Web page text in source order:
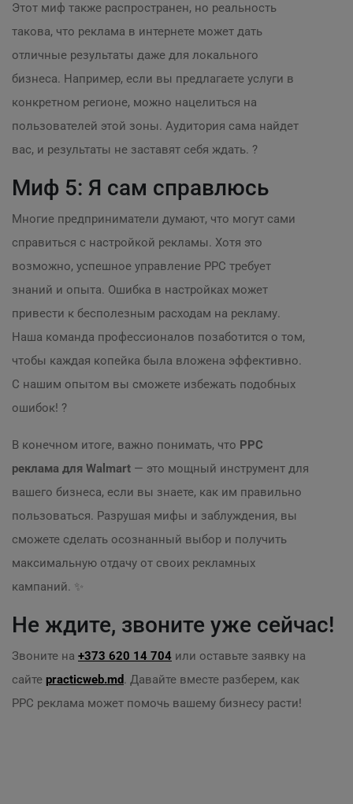
Этот миф также распространен, но реальность
такова, что реклама в интернете может дать
отличные результаты даже для локального
бизнеса. Например, если вы предлагаете услуги в
конкретном регионе, можно нацелиться на
пользователей этой зоны. Аудитория сама найдет
вас, и результаты не заставят себя ждать. ?️
Миф 5: Я сам справлюсь
Многие предприниматели думают, что могут сами
справиться с настройкой рекламы. Хотя это
возможно, успешное управление PPC требует
знаний и опыта. Ошибка в настройках может
привести к бесполезным расходам на рекламу.
Наша команда профессионалов позаботится о том,
чтобы каждая копейка была вложена эффективно.
С нашим опытом вы сможете избежать подобных
ошибок! ?
В конечном итоге, важно понимать, что PPC
реклама для Walmart — это мощный инструмент для
вашего бизнеса, если вы знаете, как им правильно
пользоваться. Разрушая мифы и заблуждения, вы
сможете сделать осознанный выбор и получить
максимальную отдачу от своих рекламных
кампаний. ✨
Не ждите, звоните уже сейчас!
Звоните на +373 620 14 704 или оставьте заявку на
сайте practicweb.md. Давайте вместе разберем, как
PPC реклама может помочь вашему бизнесу расти!